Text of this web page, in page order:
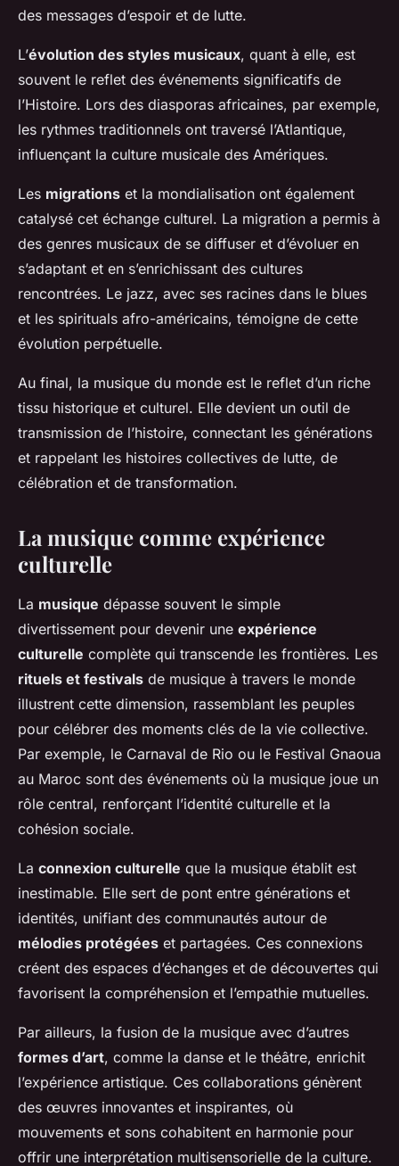
des messages d’espoir et de lutte.
L’évolution des styles musicaux, quant à elle, est
souvent le reflet des événements significatifs de
l’Histoire. Lors des diasporas africaines, par exemple,
les rythmes traditionnels ont traversé l’Atlantique,
influençant la culture musicale des Amériques.
Les migrations et la mondialisation ont également
catalysé cet échange culturel. La migration a permis à
des genres musicaux de se diffuser et d’évoluer en
s’adaptant et en s’enrichissant des cultures
rencontrées. Le jazz, avec ses racines dans le blues
et les spirituals afro-américains, témoigne de cette
évolution perpétuelle.
Au final, la musique du monde est le reflet d’un riche
tissu historique et culturel. Elle devient un outil de
transmission de l’histoire, connectant les générations
et rappelant les histoires collectives de lutte, de
célébration et de transformation.
La musique comme expérience
culturelle
La musique dépasse souvent le simple
divertissement pour devenir une expérience
culturelle complète qui transcende les frontières. Les
rituels et festivals de musique à travers le monde
illustrent cette dimension, rassemblant les peuples
pour célébrer des moments clés de la vie collective.
Par exemple, le Carnaval de Rio ou le Festival Gnaoua
au Maroc sont des événements où la musique joue un
rôle central, renforçant l’identité culturelle et la
cohésion sociale.
La connexion culturelle que la musique établit est
inestimable. Elle sert de pont entre générations et
identités, unifiant des communautés autour de
mélodies protégées et partagées. Ces connexions
créent des espaces d’échanges et de découvertes qui
favorisent la compréhension et l’empathie mutuelles.
Par ailleurs, la fusion de la musique avec d’autres
formes d’art, comme la danse et le théâtre, enrichit
l’expérience artistique. Ces collaborations génèrent
des œuvres innovantes et inspirantes, où
mouvements et sons cohabitent en harmonie pour
offrir une interprétation multisensorielle de la culture.